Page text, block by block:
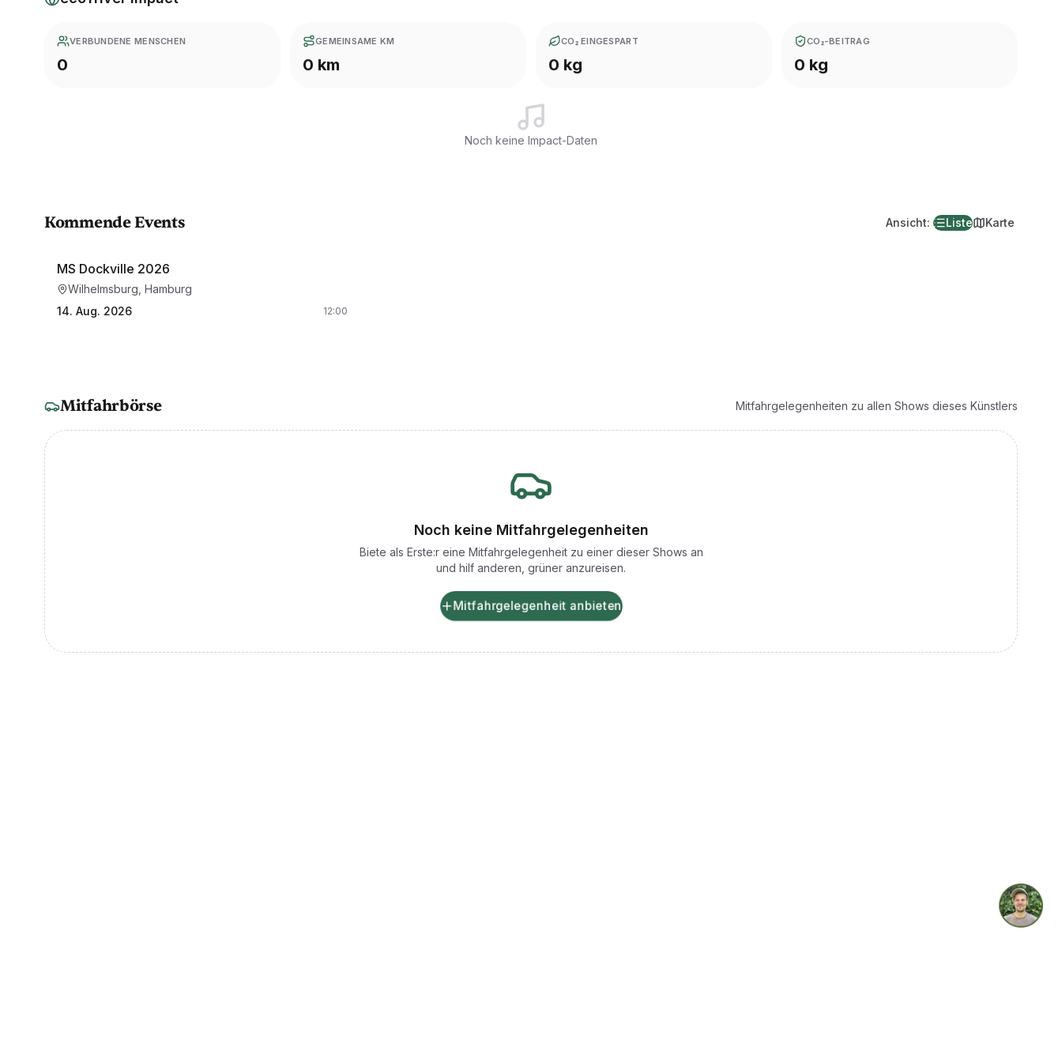
VERBUNDENE MENSCHEN
0
GEMEINSAME KM
0 km
CO₂ EINGESPART
0 kg
CO₂-BEITRAG
0 kg
Noch keine Impact-Daten
Kommende Events Ansicht: Liste Karte
MS Dockville 2026
Wilhelmsburg, Hamburg
14. Aug. 2026
12:00
Mitfahrbörse Mitfahrgelegenheiten zu allen Shows dieses Künstlers
Noch keine Mitfahrgelegenheiten
Biete als Erste:r eine Mitfahrgelegenheit zu einer dieser Shows an
und hilf anderen, grüner anzureisen.
Mitfahrgelegenheit anbieten